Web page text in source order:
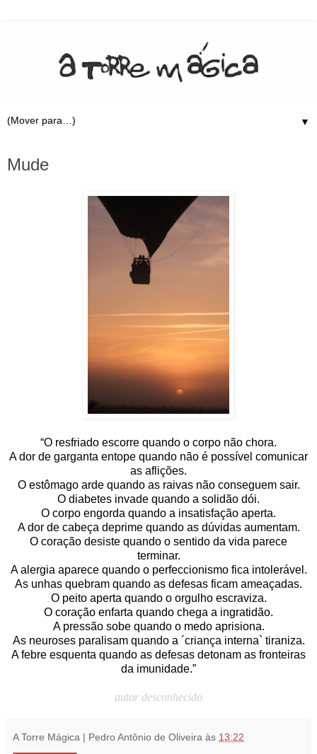
▼
Mude
“O resfriado escorre quando o corpo não chora.
A dor de garganta entope quando não é possível comunicar
as aflições.
O estômago arde quando as raivas não conseguem sair.
O diabetes invade quando a solidão dói.
O corpo engorda quando a insatisfação aperta.
A dor de cabeça deprime quando as dúvidas aumentam.
O coração desiste quando o sentido da vida parece
terminar.
A alergia aparece quando o perfeccionismo fica intolerável.
As unhas quebram quando as defesas ficam ameaçadas.
O peito aperta quando o orgulho escraviza.
O coração enfarta quando chega a ingratidão.
A pressão sobe quando o medo aprisiona.
As neuroses paralisam quando a ´criança interna` tiraniza.
A febre esquenta quando as defesas detonam as fronteiras
da imunidade.”
autor desconhecido
A Torre Mágica | Pedro Antônio de Oliveira às 13:22